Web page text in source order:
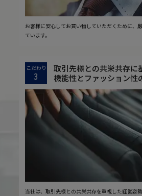
お客様に安心してお買い物していただくために、
ています。
こだわり
3
取引先様との共栄共存に
機能性とファッション性
当社は、取引先様との共栄共存を重視した経営姿